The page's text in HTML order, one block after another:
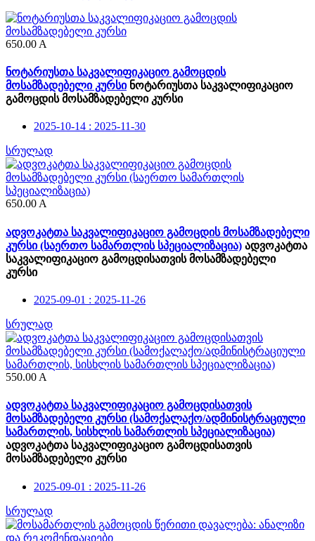
650.00 A
ნოტარიუსთა საკვალიფიკაციო გამოცდის
მოსამზადებელი კურსი ნოტარიუსთა საკვალიფიკაციო
გამოცდის მოსამზადებელი კურსი
2025-10-14 : 2025-11-30
სრულად
650.00A
ადვოკატთა საკვალიფიკაციო გამოცდის მოსამზადებელი
კურსი (საერთო სამართლის სპეციალიზაცია) ადვოკატთა
საკვალიფიკაციო გამოცდისათვის მოსამზადებელი
კურსი
2025-09-01 : 2025-11-26
სრულად
550.00 A
ადვოკატთა საკვალიფიკაციო გამოცდისათვის
მოსამზადებელი კურსი (სამოქალაქო/ადმინისტრაციული
სამართლის, სისხლის სამართლის სპეციალიზაცია)
ადვოკატთა საკვალიფიკაციო გამოცდისათვის
მოსამზადებელი კურსი
2025-09-01 : 2025-11-26
სრულად